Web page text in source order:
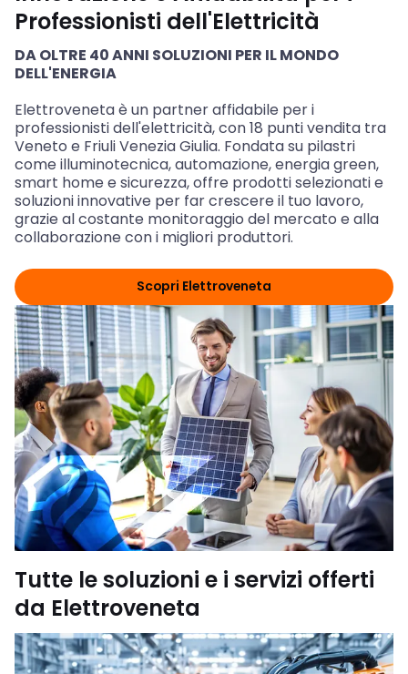
Professionisti dell'Elettricità
DA OLTRE 40 ANNI SOLUZIONI PER IL MONDO
DELL'ENERGIA
Elettroveneta è un partner affidabile per i
professionisti dell'elettricità, con 18 punti vendita tra
Veneto e Friuli Venezia Giulia. Fondata su pilastri
come illuminotecnica, automazione, energia green,
smart home e sicurezza, offre prodotti selezionati e
soluzioni innovative per far crescere il tuo lavoro,
grazie al costante monitoraggio del mercato e alla
collaborazione con i migliori produttori.
Scopri Elettroveneta
Tutte le soluzioni e i servizi offerti
da Elettroveneta